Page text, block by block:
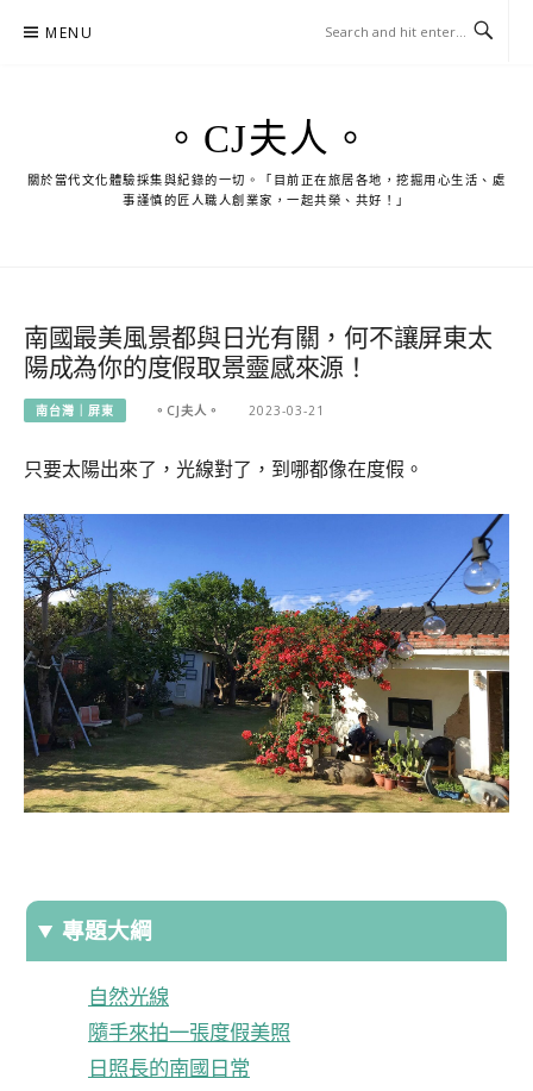
MENU
。CJ夫人。
關於當代文化體驗採集與紀錄的一切。「目前正在旅居各地，挖掘用心生活、處
事謹慎的匠人職人創業家，一起共榮、共好！」
南國最美風景都與日光有關，何不讓屏東太
陽成為你的度假取景靈感來源！
南台灣｜屏東 。CJ夫人。 2023-03-21
只要太陽出來了，光線對了，到哪都像在度假。
專題大綱
自然光線
隨手來拍一張度假美照
日照長的南國日常